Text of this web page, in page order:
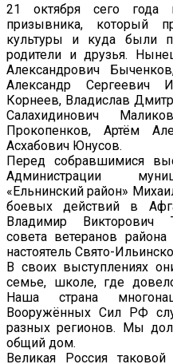
21 октября сего года
призывника, который
культуры и куда были
родители и друзья.
Александрович
Александр Сергеевич
Корнеев, Владислав
Салахидинович
Прокопенков, Артём
Асхабович Юнусов.
Перед собравшимися
Администрации
«Ельнинский район»
боевых действий в
Владимир Викторович
совета ветеранов
настоятель Свято-
В своих выступлениях
семье, школе, где
Наша страна
Вооружённых Сил РФ
разных регионов. Мы
общий дом.
Великая Россия